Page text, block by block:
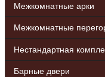
Межкомнатные арки
Межкомнатные
Нестандартная
Барные двери